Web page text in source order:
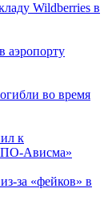
Wildberries в
аэропорту
во время
к
Ависма»
за «фейков» в